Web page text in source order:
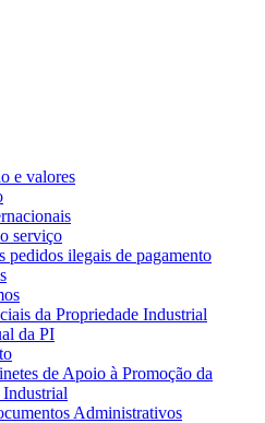
e valores
serviço
pedidos ilegais de pagamento
da Propriedade Industrial
da PI
de Apoio à Promoção da
Administrativos